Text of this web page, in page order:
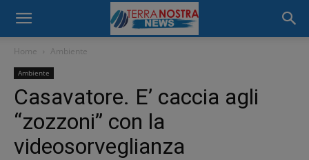
Home Ambiente
Ambiente
Casavatore. E’ caccia agli
“zozzoni” con la
videosorveglianza